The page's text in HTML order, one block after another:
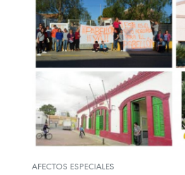
AFECTOS ESPECIALES